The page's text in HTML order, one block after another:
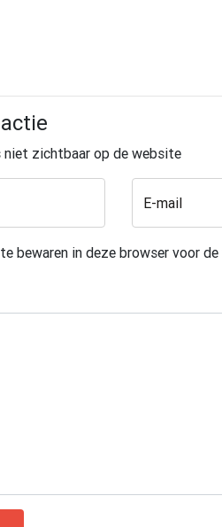
niet zichtbaar op de website
E-mail
bewaren in deze browser voor